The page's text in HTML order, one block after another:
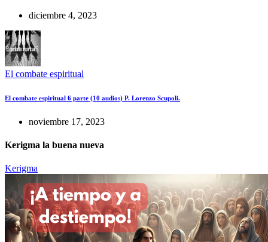
diciembre 4, 2023
El combate espiritual
El combate espiritual 6 parte (10 audios) P. Lorenzo Scupoli.
noviembre 17, 2023
Kerigma la buena nueva
Kerigma